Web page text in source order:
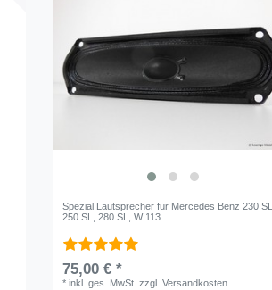
Spezial Lautsprecher für Mercedes Benz 230 SL,
250 SL, 280 SL, W 113
75,00 € *
*inkl. ges. MwSt. zzgl.Versandkosten